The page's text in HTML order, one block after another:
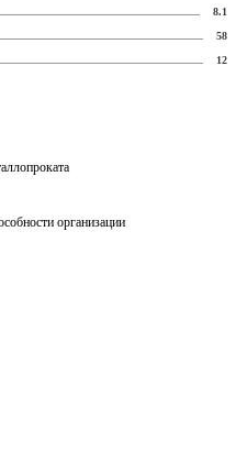
8.1
58
12
организации